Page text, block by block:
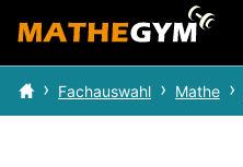
Fachauswahl Mathe